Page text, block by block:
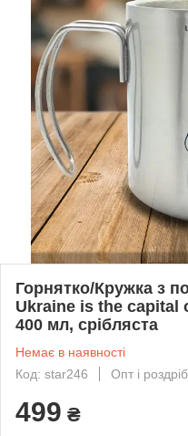
Горнятко/Кружка з
Ukraine is the capital
400 мл, срібляста
Немає в наявності
Код: star246
Опт і роздріб
499 ₴